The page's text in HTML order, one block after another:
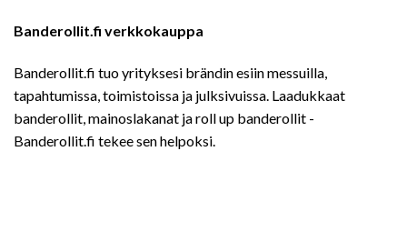
Banderollit.fi verkkokauppa
Banderollit.fi tuo yrityksesi brändin esiin messuilla,
tapahtumissa, toimistoissa ja julksivuissa. Laadukkaat
banderollit, mainoslakanat ja roll up banderollit -
Banderollit.fi tekee sen helpoksi.